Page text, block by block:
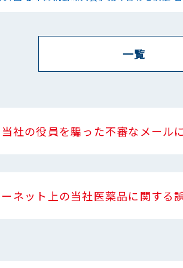
一覧
当社の役員を騙った不審なメール
ネット上の当社医薬品に関する